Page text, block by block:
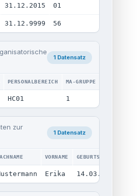
31.12.2015 01
31.12.9999 56
1 Datensatz
PERSONALBEREICH MA-GRUPPE
HC01 1
zur
1 Datensatz
VORNAME GEBURTSDATUM
Erika 14.03.1979